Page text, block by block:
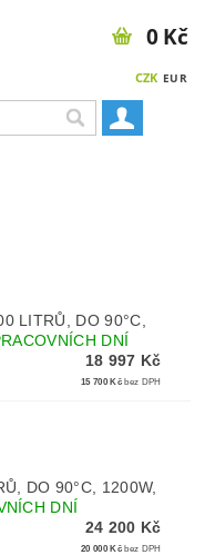
CZK EUR
0 Kč
LITRŮ, DO 90°C,
DNÍ
18 997 Kč
15 700 Kč bez DPH
DO 90°C, 1200W,
DNÍ
24 200 Kč
20 000 Kč bez DPH